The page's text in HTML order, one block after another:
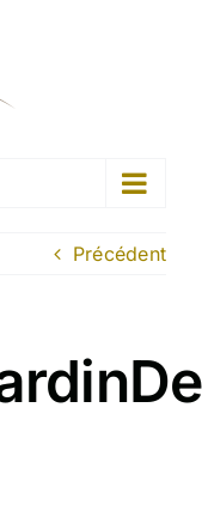
Précédent